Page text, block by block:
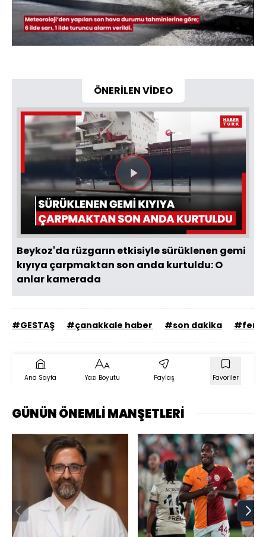
Sesi
Aç
Yüklendi:
49.94%
Oynatma
Hızı
ÖNERİLEN VİDEO
Videoyu
Oynat
Beykoz'da rüzgarın etkisiyle sürüklenen gemi
kıyıya çarpmaktan son anda kurtuldu: O
anlar kamerada
#GESTAŞ #çanakkale haber #son dakika
Ana Sayfa Yazı Boyutu Paylaş Favoriler
GÜNÜN ÖNEMLİ MANŞETLERİ